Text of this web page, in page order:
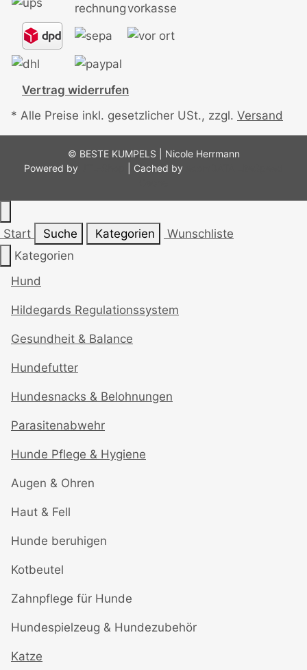
Vertrag widerrufen
* Alle Preise inkl. gesetzlicher USt., zzgl. Versand
© BESTE KUMPELS | Nicole Herrmann
Powered by
| Cached by
Start Suche Kategorien
Wunschliste
Kategorien
Hund
Hildegards Regulationssystem
Gesundheit & Balance
Hundefutter
Hundesnacks & Belohnungen
Parasitenabwehr
Hunde Pflege & Hygiene
Augen & Ohren
Haut & Fell
Hunde beruhigen
Kotbeutel
Zahnpflege für Hunde
Hundespielzeug & Hundezubehör
Katze